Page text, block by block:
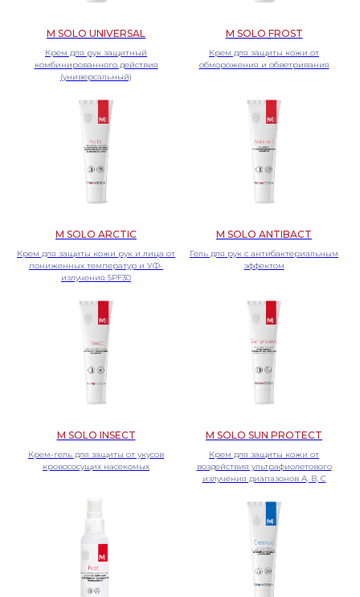
M SOLO UNIVERSAL
Крем для рук защитный
комбинированного действия
(универсальный)
M SOLO FROST
Крем для защиты кожи от
обморожения и обветривания
M SOLO ARCTIC
Крем для защиты кожи рук и лица от
пониженных температур и УФ-
излучения SPF30
M SOLO ANTIBACT
Гель для рук с антибактериальным
эффектом
M SOLO INSECT
Крем-гель для защиты от укусов
кровососущих насекомых
M SOLO SUN PROTECT
Крем для защиты кожи от
воздействия ультрафиолетового
излучения диапазонов А, В, С
СВЯЖИТЕСЬ С НАМИ ДЛЯ ПОЛУЧЕНИЯ
ЧТОБЫ ЗАДАТЬ ВОПРОС ПО ИНТЕРЕСУЮЩЕЙ
ВАС ПРОДУКЦИИ, ВОСПОЛЬЗУЙТЕСЬ
ФОРМОЙ ОБРАТНОЙ СВЯЗИ